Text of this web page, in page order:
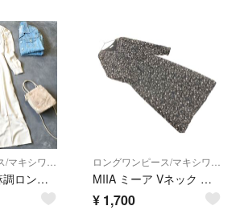
ロングワンピース/マキシワンピース
美品♡ MIIA 麻調ロングワンピース コルセット風 バックリボン F リネン風
ロングワンピース/マキシワンピース
MIIA ミーア Vネック 花柄 ワンピース sizeF/黒 ■◇ レディース
¥ 1,700